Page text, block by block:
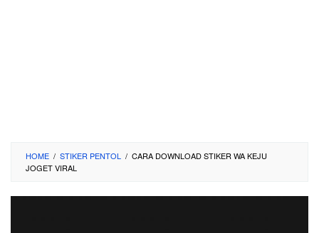
HOME / STIKER PENTOL / CARA DOWNLOAD STIKER WA KEJU
JOGET VIRAL